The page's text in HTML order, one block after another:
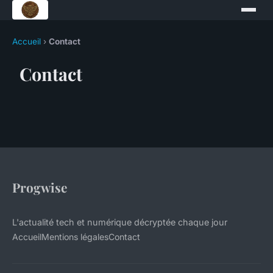
Accueil › Contact
Contact
Progwise
L'actualité tech et numérique décryptée chaque jour
AccueilMentions légalesContact